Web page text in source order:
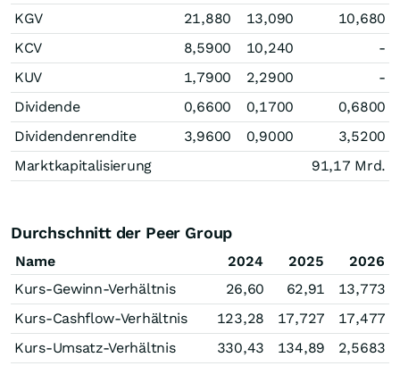
KGV
21,880 13,090
10,680
KCV
8,5900 10,240
-
KUV
1,7900 2,2900
-
Dividende
0,6600 0,1700
0,6800
Dividendenrendite
3,9600 0,9000
3,5200
Marktkapitalisierung
91,17 Mrd.
Durchschnitt der Peer Group
Name 2024 2025
2026
Kurs-Gewinn-Verhältnis
26,60 62,91
13,773
Kurs-Cashflow-Verhältnis
123,28 17,727
17,477
Kurs-Umsatz-Verhältnis
330,43 134,89
2,5683